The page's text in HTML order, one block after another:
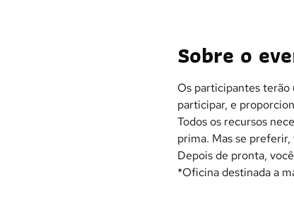
Sobre o
Os participantes terão
participar, e
Todos os recursos
prima. Mas se
Depois de pronta,
*Oficina destinada a